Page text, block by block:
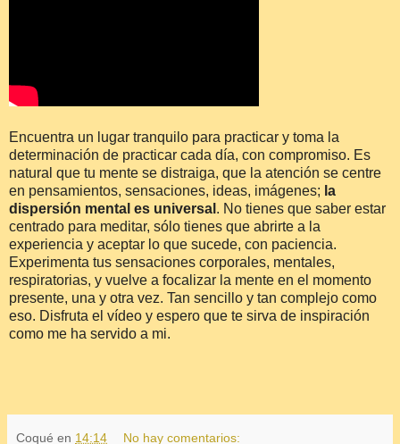
Encuentra un lugar tranquilo para practicar y toma la
determinación de practicar cada día, con compromiso. Es
natural que tu mente se distraiga, que la atención se centre
en pensamientos, sensaciones, ideas, imágenes; la
dispersión mental es universal . No tienes que saber estar
centrado para meditar, sólo tienes que abrirte a la
experiencia y aceptar lo que sucede, con paciencia.
Experimenta tus sensaciones corporales, mentales,
respiratorias, y vuelve a focalizar la mente en el momento
presente, una y otra vez. Tan sencillo y tan complejo como
eso. Disfruta el vídeo y espero que te sirva de inspiración
como me ha servido a mi.
Coqué en 14:14 No hay comentarios: